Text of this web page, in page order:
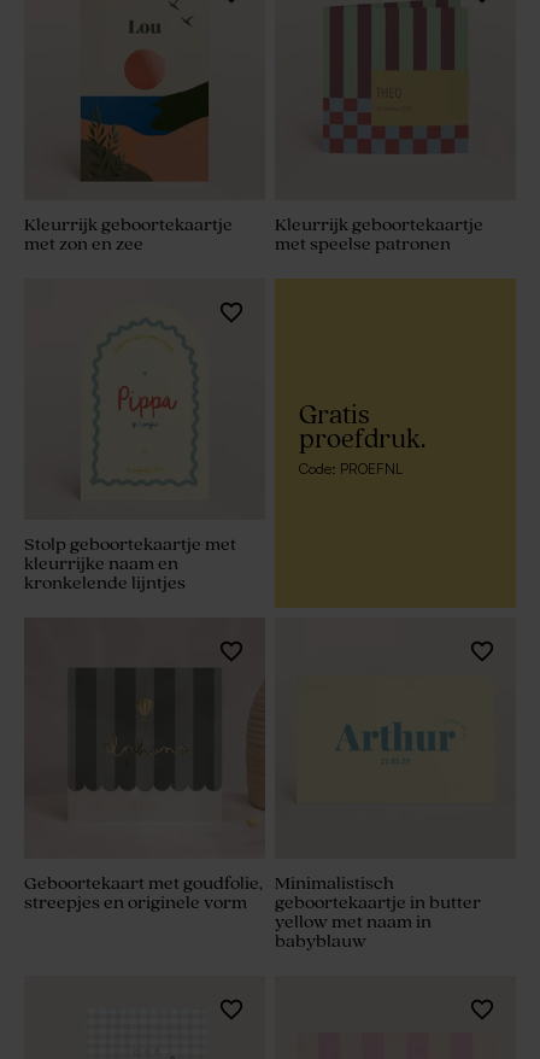
Gratis
proefdruk.
Code: PROEFNL
Kleurrijk geboortekaartje
met zon en zee
Kleurrijk geboortekaartje
met speelse patronen
Stolp geboortekaartje met
kleurrijke naam en
kronkelende lijntjes
Geboortekaart met goudfolie,
streepjes en originele vorm
Minimalistisch
geboortekaartje in butter
yellow met naam in
babyblauw